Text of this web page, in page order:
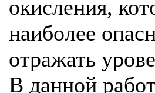
окисления,
наиболее
отражать
В данной